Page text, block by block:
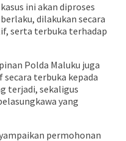
ini akan diproses
dilakukan secara
serta terbuka terhadap
Polda Maluku juga
terbuka kepada
terjadi, sekaligus
yang
permohonan